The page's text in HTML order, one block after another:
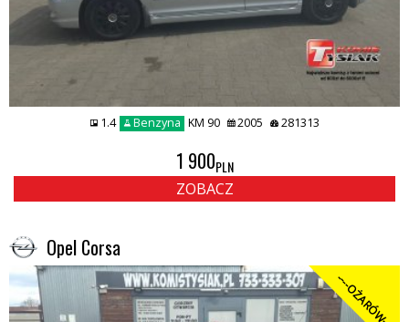
1.4 Benzyna KM 90 2005 281313
1 900PLN
ZOBACZ
Opel Corsa
----OŻARÓW----